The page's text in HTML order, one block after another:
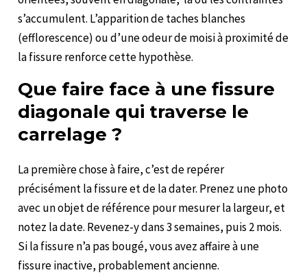
s’accumulent. L’apparition de taches blanches
(efflorescence) ou d’une odeur de moisi à proximité de
la fissure renforce cette hypothèse.
Que faire face à une fissure
diagonale qui traverse le
carrelage ?
La première chose à faire, c’est de repérer
précisément la fissure et de la dater. Prenez une photo
avec un objet de référence pour mesurer la largeur, et
notez la date. Revenez-y dans 3 semaines, puis 2 mois.
Si la fissure n’a pas bougé, vous avez affaire à une
fissure inactive, probablement ancienne.